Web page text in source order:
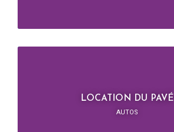
LOCATION DU PAVÉ
AUTOS